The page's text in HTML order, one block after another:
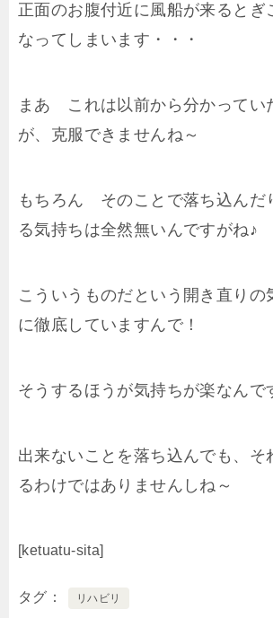
正面のお腹付近に風船が来るとぎ
なってしまいます・・・
まあ これは以前から分かってい
が、克服できませんね～
もちろん そのことで落ち込んだ
る気持ちは全然無いんですがね♪
こういうものだという開き直りの
に徹底していますんで！
そうするほうが気持ちが楽なんで
出来ないことを落ち込んでも、そ
るわけではありませんしね～
[ketuatu-sita]
タグ リハビリ